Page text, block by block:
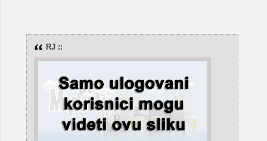
RJ ::